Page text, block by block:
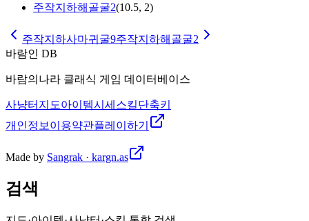
주작지하해골굴2(10.5, 2)
주작지하사마귀굴9주작지하해골굴2
바람인 DB
바람의나라 클래식 게임 데이터베이스
사냥터 지도아이템시세 스킬단축키
개인정보 이용약관플레이하기
Made by Sangrak · kargn.as
검색